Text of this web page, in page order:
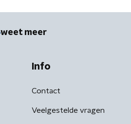
weet meer
Info
Contact
Veelgestelde vragen